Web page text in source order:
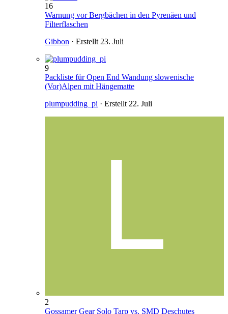
16
Warnung vor Bergbächen in den Pyrenäen und
Filterflaschen
Gibbon · Erstellt 23. Juli
9
Packliste für Open End Wandung slowenische
(Vor)Alpen mit Hängematte
plumpudding_pi · Erstellt 22. Juli
2
Gossamer Gear Solo Tarp vs. SMD Deschutes